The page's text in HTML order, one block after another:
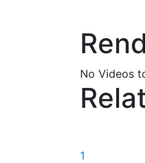
No Videos
1